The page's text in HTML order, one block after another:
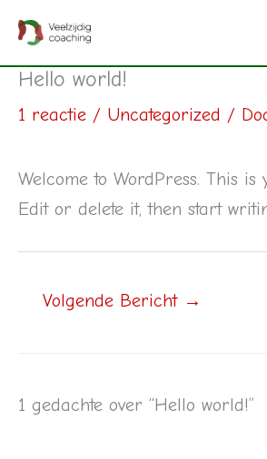
naar
de
inhoud
Hello world!
1 reactie / Uncategorized /
Welcome to WordPress. This is
Edit or delete it, then start
Volgende Bericht →
1 gedachte over “Hello world!”